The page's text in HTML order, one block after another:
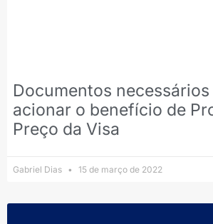
Documentos necessários
acionar o benefício de
Preço da Visa
Gabriel Dias 15 de março de 2022